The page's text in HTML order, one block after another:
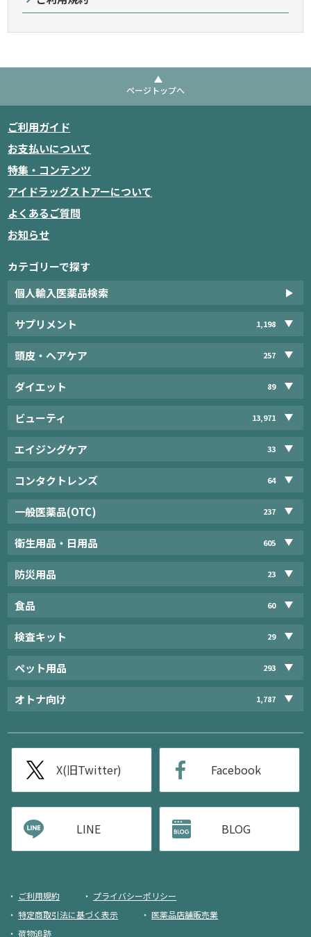
ページトップへ
ご利用ガイド
お支払いについて
特集・コンテンツ
アイドラッグストアーについて
よくあるご質問
お知らせ
カテゴリーで探す
個人輸入医薬品検索
サプリメント 1,198
頭皮・ヘアケア 257
ダイエット 89
ビューティ 13,971
エイジングケア 33
コンタクトレンズ 64
一般医薬品(OTC) 237
衛生用品・日用品 605
防災用品 23
食品 60
検査キット 29
ペット用品 293
オトナ向け 1,787
X(旧Twitter) Facebook
LINE BLOG
ご利用規約
プライバシーポリシー
特定商取引法に基づく表示
医薬品店舗販売業
荷物追跡